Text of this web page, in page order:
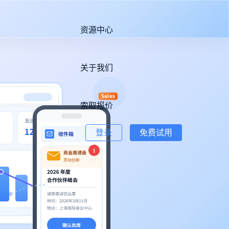
资源中心
关于我们
索取报价
Sales
登录 免费试用